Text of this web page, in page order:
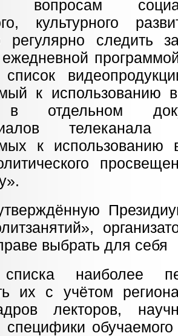
вопросам
культурного
регулярно следить
к использованию
в отдельном
к использованию
выбрать для себя
наиболее
их с учётом
лекторов,
специфики обучаемого